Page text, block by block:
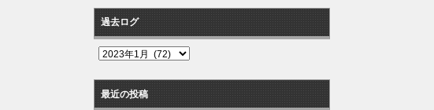
過去ログ
過
ロ
グ
最近の投稿